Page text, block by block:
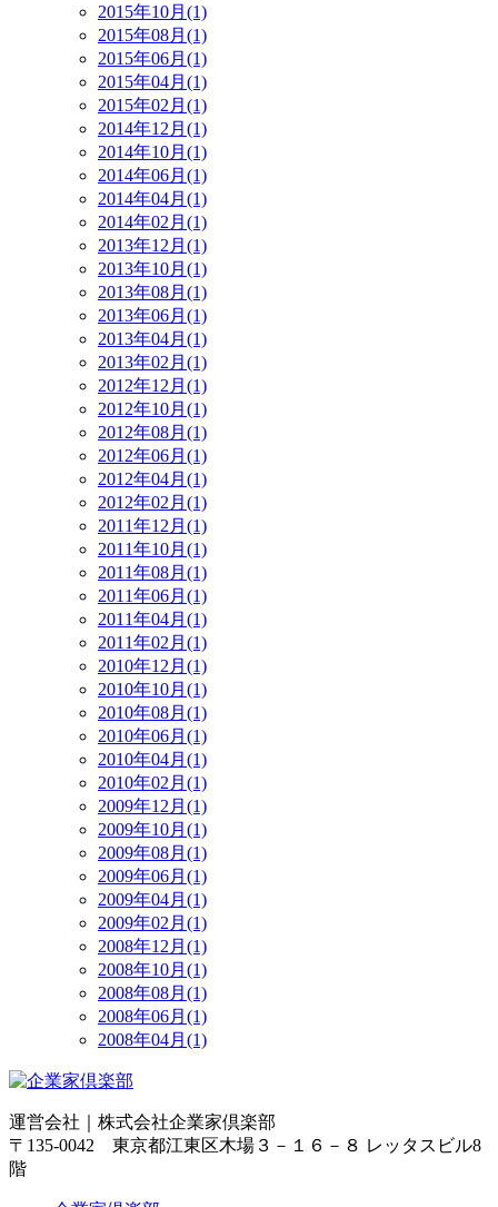
2015年10月(1)
2015年08月(1)
2015年06月(1)
2015年04月(1)
2015年02月(1)
2014年12月(1)
2014年10月(1)
2014年06月(1)
2014年04月(1)
2014年02月(1)
2013年12月(1)
2013年10月(1)
2013年08月(1)
2013年06月(1)
2013年04月(1)
2013年02月(1)
2012年12月(1)
2012年10月(1)
2012年08月(1)
2012年06月(1)
2012年04月(1)
2012年02月(1)
2011年12月(1)
2011年10月(1)
2011年08月(1)
2011年06月(1)
2011年04月(1)
2011年02月(1)
2010年12月(1)
2010年10月(1)
2010年08月(1)
2010年06月(1)
2010年04月(1)
2010年02月(1)
2009年12月(1)
2009年10月(1)
2009年08月(1)
2009年06月(1)
2009年04月(1)
2009年02月(1)
2008年12月(1)
2008年10月(1)
2008年08月(1)
2008年06月(1)
2008年04月(1)
運営会社｜ 株式会社企業家倶楽部
〒135-0042 東京都江東区木場３－１６－８ レッタスビル8
階